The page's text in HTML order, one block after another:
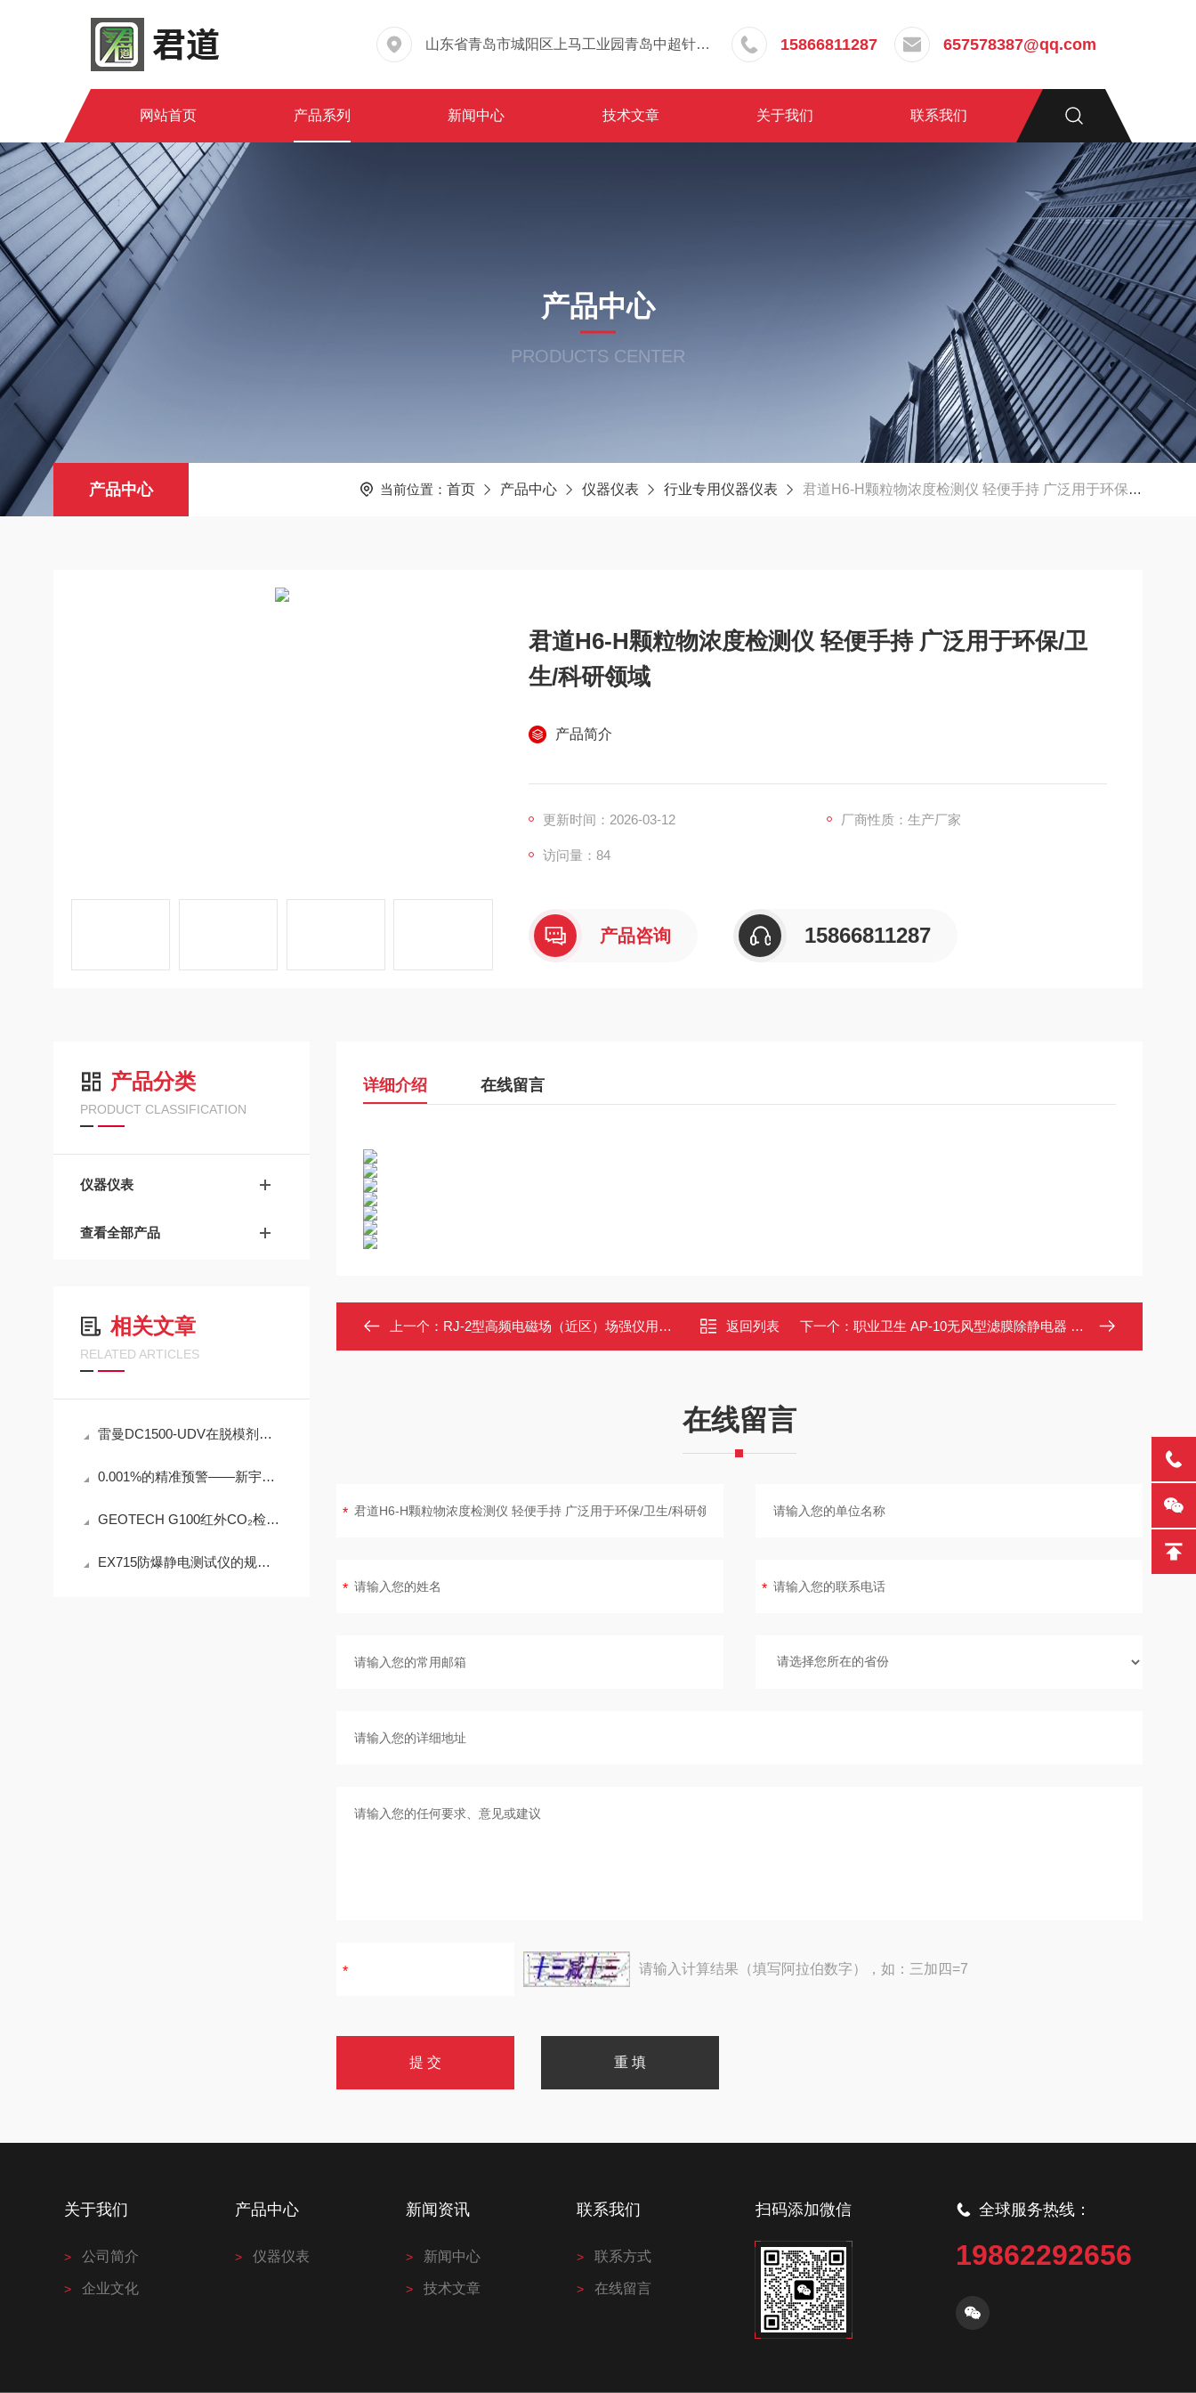
山东省青岛市城阳区上马工业园青岛中超针织有限公司院内东办公楼三层 15866811287 657578387@qq.com
网站首页 产品系列 新闻中心 技术文章 关于我们 联系我们
产品中心
PRODUCTS CENTER
产品中心 当前位置： 首页 产品中心 仪器仪表 行业专用仪器仪表 君道H6-H颗粒物浓度检测仪 轻便手持 广泛用于环保/卫生/科研领域
君道H6-H颗粒物浓度检测仪 轻便手持 广泛用于环保/卫
生/科研领域
产品简介
更新时间：2026-03-12 厂商性质：生产厂家
访问量：84
产品咨询 15866811287
产品分类
PRODUCT CLASSIFICATION
仪器仪表
查看全部产品
相关文章
RELATED ARTICLES
雷曼DC1500-UDV在脱模剂检测中的工程可靠性设计
0.001%的精准预警——新宇宙COSMOS铁粉浓度计SDM-72守护齿轮箱健康
GEOTECH G100红外CO₂检测仪技术参数
EX715防爆静电测试仪的规范定期维护保养方法分享
详细介绍 在线留言
上一个： RJ-2型高频电磁场（近区）场强仪用于劳动保护环境监测卫生防疫 返回列表 下一个： 职业卫生 AP-10无风型滤膜除静电器 实验室用静电消除棒 离子风机
在线留言
请输入计算结果（填写阿拉伯数字），如：三加四=7
关于我们
公司简介
企业文化
产品中心
仪器仪表
新闻资讯
新闻中心
技术文章
联系我们
联系方式
在线留言
扫码添加微信 全球服务热线：
19862292656